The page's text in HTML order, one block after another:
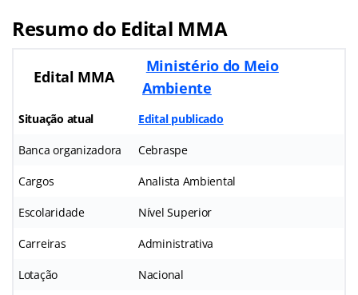
Resumo do Edital MMA
Edital MMA
Ministério do Meio
Ambiente
Situação atual Edital publicado
Banca organizadora Cebraspe
Cargos Analista Ambiental
Escolaridade Nível Superior
Carreiras Administrativa
Lotação Nacional